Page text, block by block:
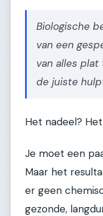
Biologische
van een
van alles
de juiste
Het nadeel?
Je moet een
Maar het
er geen
gezonde,